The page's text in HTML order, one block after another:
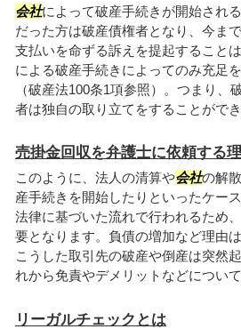
会社によって破産手続きが開始され
だった方は破産債権者となり、今ま
支払いを命ずる訴えを提起すること
による破産手続きによってのみ充足
（破産法100条1項参照）。つまり、
者は独自の取り立てをすることがで
売掛金回収を弁護士に依頼する
このように、法人の清算や会社の解
産手続きを開始したりといったケー
法律に基づいた流れで行われるため
要となります。負債の増加など理由
こうした取引先の破産や倒産は突然
れから免責やデメリットなどについ
リーガルチェックとは